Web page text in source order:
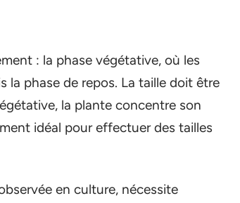
: la phase végétative, où les
la phase de repos. La taille doit être
la plante concentre son
idéal pour effectuer des tailles
en culture, nécessite